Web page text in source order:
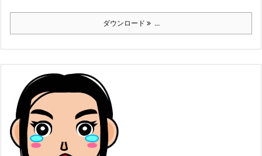
ダウンロード ...